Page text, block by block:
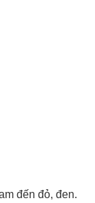
đến đỏ, đen.